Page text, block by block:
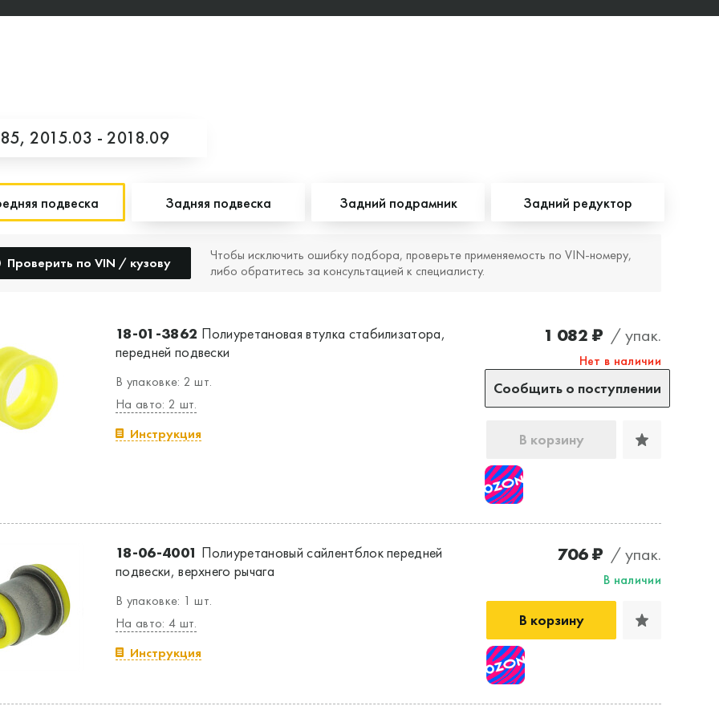
2015.03 - 2018.09
подвеска Задняя подвеска Задний подрамник Задний редуктор
Проверить по VIN / кузову
Чтобы исключить ошибку подбора, проверьте применяемость по VIN‑номеру,
либо обратитесь за консультацией к специалисту.
18-01-3862 Полиуретановая втулка стабилизатора,
передней подвески
В упаковке: 2 шт.
На авто: 2 шт.
Инструкция
1 082 ₽ / упак.
Нет в наличии
Сообщить о поступлении
В корзину
18-06-4001 Полиуретановый сайлентблок передней
подвески, верхнего рычага
В упаковке: 1 шт.
На авто: 4 шт.
Инструкция
706 ₽ / упак.
В наличии
В корзину